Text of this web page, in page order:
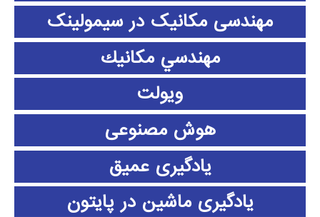
مهندسی مکانیک در سیمولینک
مهندسي مكانيك
ویولت
هوش مصنوعی
یادگیری عمیق
یادگیری ماشین در پایتون